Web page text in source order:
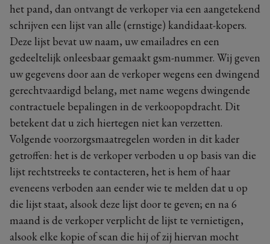
het pand, dan ontvangt de verkoper via een aangetekend
schrijven een lijst van alle (ernstige) kandidaat-kopers.
Deze lijst bevat uw naam, uw emailadres en een
gedeeltelijk onleesbaar gemaakt gsm-nummer. Wij geven
uw gegevens door aan de verkoper wegens een dwingend
gerechtvaardigd belang, met name wegens dwingende
contractuele bepalingen in de verkoopopdracht. Dit
betekent dat u zich hiertegen niet kan verzetten.
Volgende voorzorgsmaatregelen worden in dit kader
getroffen: het is de verkoper verboden u op basis van die
lijst rechtstreeks te contacteren, het is hem of haar
eveneens verboden aan eender wie te melden dat u op
die lijst staat, alsook deze lijst door te geven; en na 6
maand is de verkoper verplicht de lijst te vernietigen,
alsook elke kopie of scan die hij of zij hiervan mocht